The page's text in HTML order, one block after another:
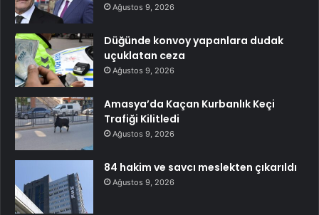
Ağustos 9, 2026
Düğünde konvoy yapanlara dudak
uçuklatan ceza
Ağustos 9, 2026
Amasya’da Kaçan Kurbanlık Keçi
Trafiği Kilitledi
Ağustos 9, 2026
84 hakim ve savcı meslekten çıkarıldı
Ağustos 9, 2026